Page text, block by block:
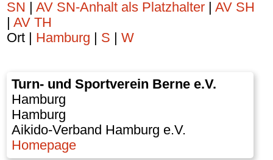
SN
AV SN-Anhalt als Platzhalter| AV SH
AV TH
Ort | Hamburg S W
Turn- und Sportverein Berne e.V.
Hamburg
Hamburg
Aikido-Verband Hamburg e.V.
Homepage